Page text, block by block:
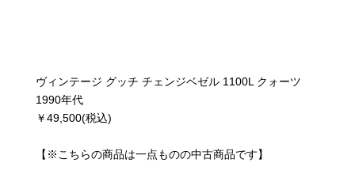
ヴィンテージ グッチ チェンジベゼル 1100L クォーツ
1990年代
￥49,500(税込)
【※こちらの商品は一点ものの中古商品です】